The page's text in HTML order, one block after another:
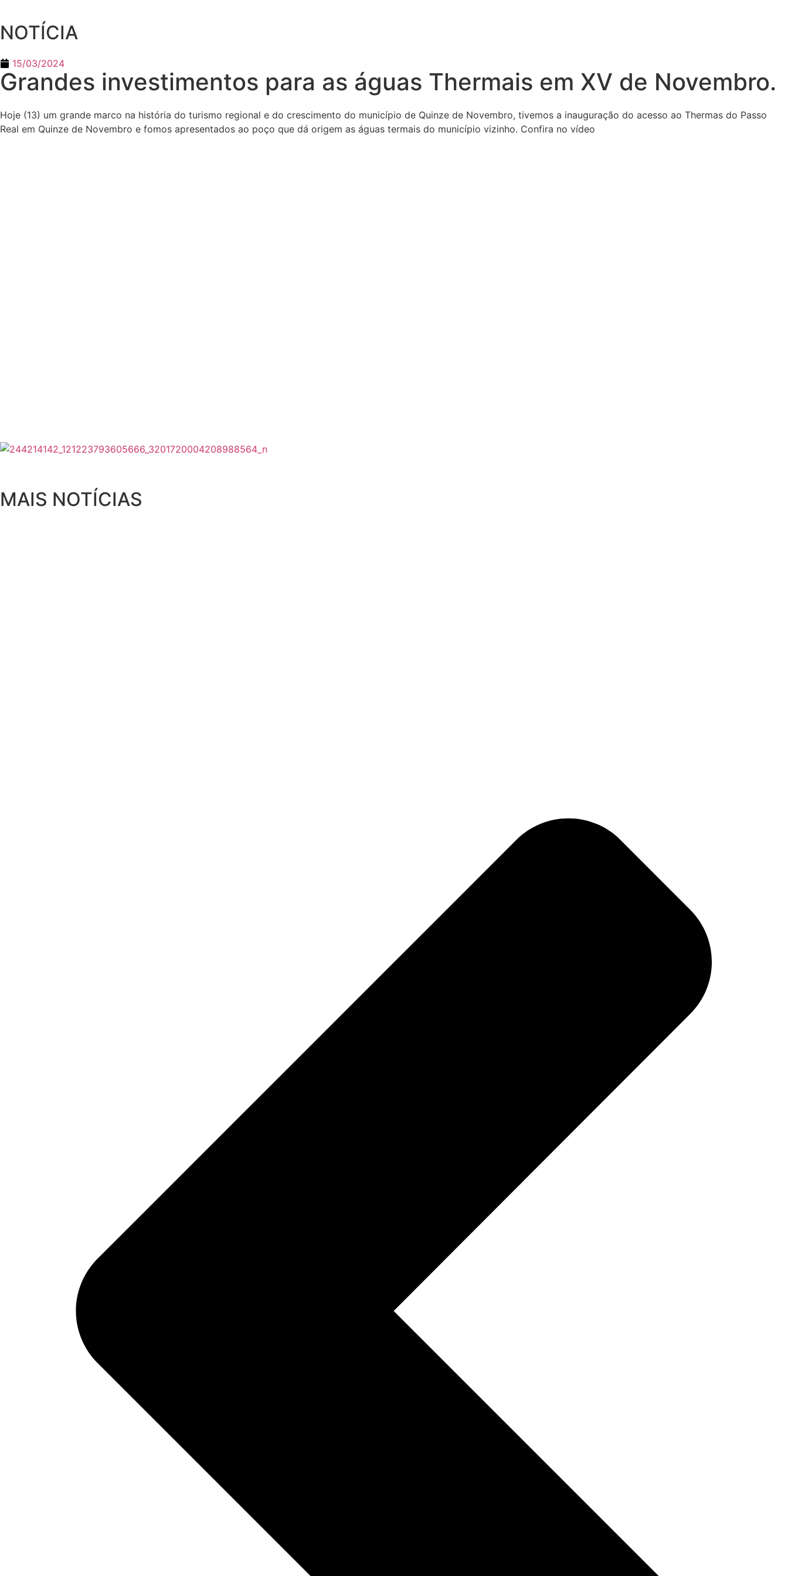
NOTÍCIA
15/03/2024
Grandes investimentos para as águas Thermais em XV de Novembro.
Hoje (13) um grande marco na história do turismo regional e do crescimento do município de Quinze de Novembro, tivemos a inauguração do acesso ao Thermas do Passo
Real em Quinze de Novembro e fomos apresentados ao poço que dá origem as águas termais do município vizinho. Confira no vídeo
MAIS NOTÍCIAS